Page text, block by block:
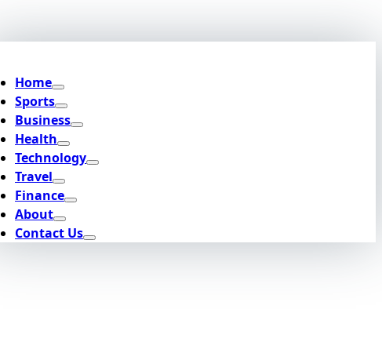
Home
Sports
Business
Health
Technology
Travel
Finance
About
Contact Us